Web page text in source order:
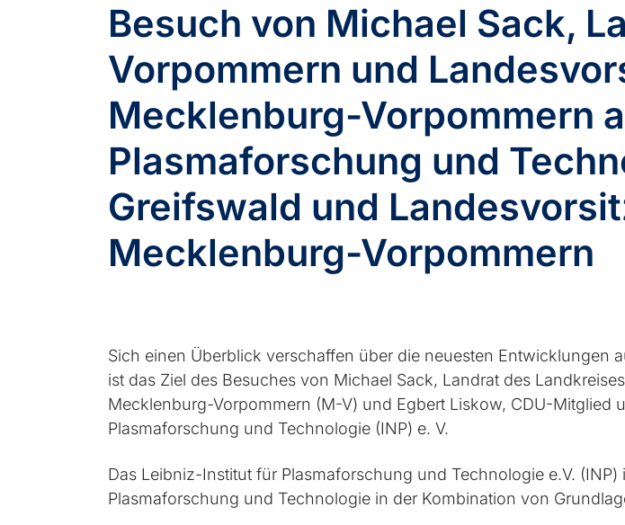
Besuch von Michael Sack,
Vorpommern und
Mecklenburg-Vorpommern
Plasmaforschung und
Greifswald und
Mecklenburg-Vorpommern
Sich einen Überblick verschaffen über die neuesten Entwicklungen
ist das Ziel des Besuches von Michael Sack, Landrat des
Mecklenburg-Vorpommern (M-V) und Egbert Liskow, CDU-
Plasmaforschung und Technologie (INP) e. V.
Das Leibniz-Institut für Plasmaforschung und Technologie e.V.
Plasmaforschung und Technologie in der Kombination von